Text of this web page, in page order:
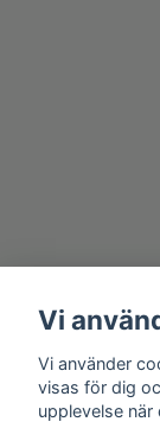
Vi
Vi använder
visas för dig
upplevelse